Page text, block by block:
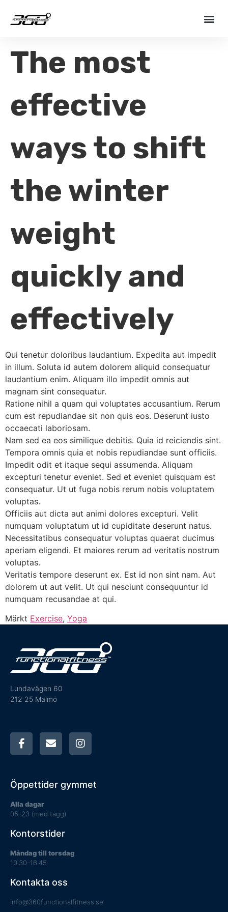
The most
effective
ways to shift
the winter
weight
quickly and
effectively
Qui tenetur doloribus laudantium. Expedita aut impedit
in illum. Soluta id autem dolorem aliquid consequatur
laudantium enim. Aliquam illo impedit omnis aut
magnam sint consequatur.
Ratione nihil a quam qui voluptates accusantium. Rerum
cum est repudiandae sit non quis eos. Deserunt iusto
occaecati laboriosam.
Nam sed ea eos similique debitis. Quia id reiciendis sint.
Tempora omnis quia et nobis repudiandae sunt officiis.
Impedit odit et itaque sequi assumenda. Aliquam
excepturi tenetur eveniet. Sed et eveniet quisquam est
consequatur. Ut ut fuga nobis rerum nobis voluptatem
voluptas.
Officiis aut dicta aut animi dolores excepturi. Velit
numquam voluptatum ut id cupiditate deserunt natus.
Necessitatibus consequatur voluptas quaerat ducimus
aperiam eligendi. Et maiores rerum ad veritatis nostrum
voluptas.
Veritatis tempore deserunt ex. Est id non sint nam. Aut
dolorem ut aut velit. Ut qui nesciunt consequuntur id
numquam recusandae at qui.
Märkt Exercise, Yoga
Lundavägen 60
212 25 Malmö
Öppettider gymmet
Alla dagar
05-23 (med tagg)
Kontorstider
Måndag till torsdag
10.30-16.45
Kontakta oss
info@360functionalfitness.se